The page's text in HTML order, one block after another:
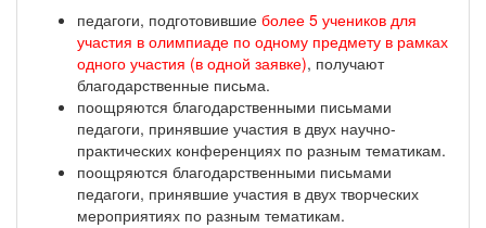
педагоги, подготовившие более 5 учеников для
участия в олимпиаде по одному предмету в рамках
одного участия (в одной заявке), получают
благодарственные письма.
поощряются благодарственными письмами
педагоги, принявшие участия в двух научно-
практических конференциях по разным тематикам.
поощряются благодарственными письмами
педагоги, принявшие участия в двух творческих
мероприятиях по разным тематикам.